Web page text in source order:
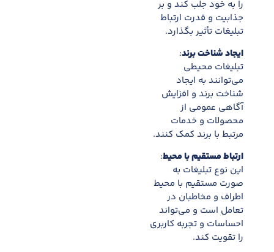
را به خود جلب کند و بر
جذابیت و قدرت ارتباط
تبلیغات تأثیر بگذارد.
ایجاد شناخت برند:
تبلیغات محیطی
می‌توانند به ایجاد
شناخت برند و افزایش
آگاهی عمومی از
محصولات و خدمات
مرتبط با برند کمک کنند.
ارتباط مستقیم با محیط:
این نوع تبلیغات به
صورت مستقیم با محیط
اطراف و مخاطبان در
تعامل است و می‌تواند
احساسات و تجربه کاربری
را تقویت کند.